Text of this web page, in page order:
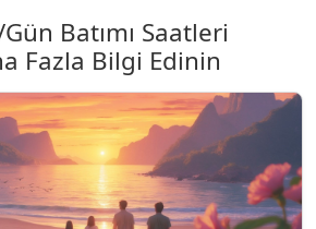
Batımı Saatleri
Fazla Bilgi Edinin